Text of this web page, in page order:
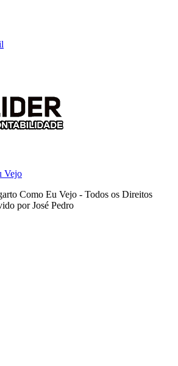
Como Eu Vejo - Todos os Direitos
por José Pedro